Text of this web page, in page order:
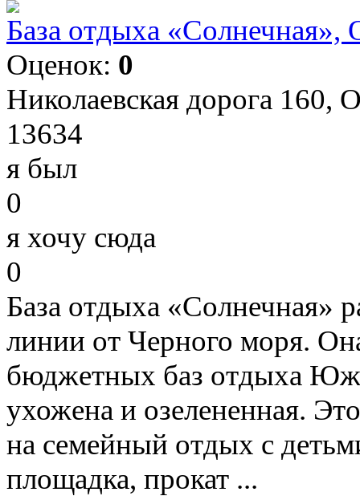
База отдыха «Солнечная»,
Оценок: 0
Николаевская дорога 160,
13634
я был
0
я хочу сюда
0
База отдыха «Солнечная»
линии от Черного моря.
бюджетных баз отдыха
ухожена и озелененная.
на семейный отдых с
площадка, прокат ...